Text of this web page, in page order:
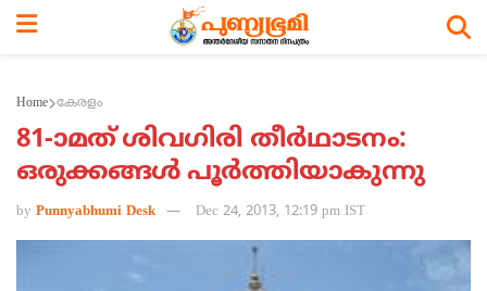
Home കേരളം
81-ാമത് ശിവഗിരി തീര്‍ഥാടനം:
ഒരുക്കങ്ങള്‍ പൂര്‍ത്തിയാകുന്നു
by Punnyabhumi Desk Dec 24, 2013, 12:19 pm IST